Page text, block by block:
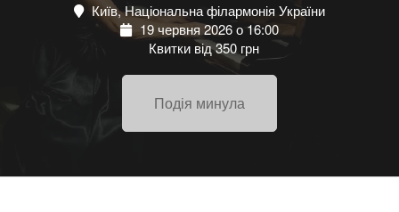
Київ, Національна філармонія України
19 червня 2026 о 16:00
Квитки від 350 грн
Подія минула